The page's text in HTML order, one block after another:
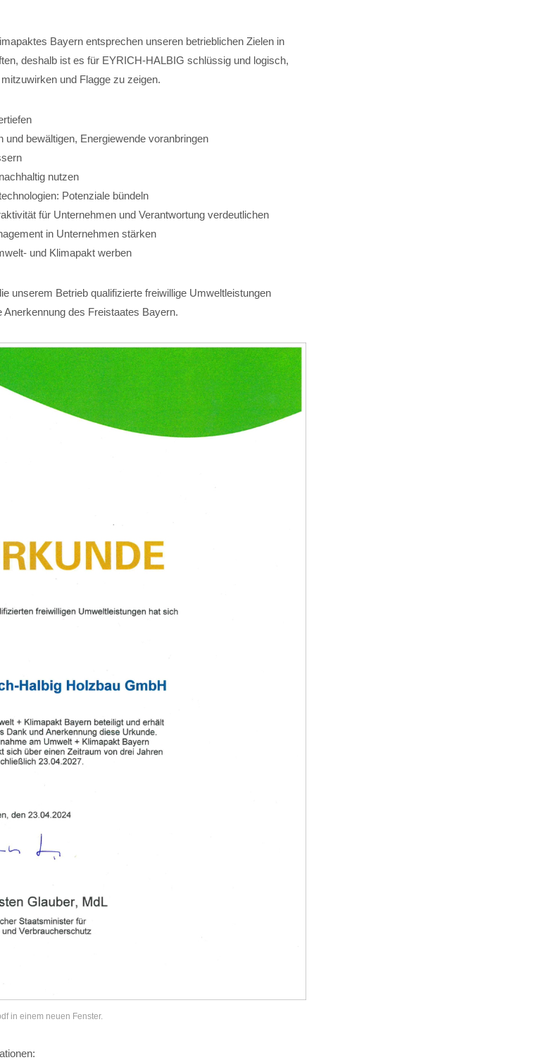
Bayern entsprechen unseren betrieblichen Zielen in
deshalb ist es für EYRICH-HALBIG schlüssig und logisch,
und Flagge zu zeigen.
und bewältigen, Energiewende voranbringen
nutzen
Potenziale bündeln
für Unternehmen und Verantwortung verdeutlichen
in Unternehmen stärken
und Klimapakt werben
unserem Betrieb qualifizierte freiwillige Umweltleistungen
des Freistaates Bayern.
in einem neuen Fenster.